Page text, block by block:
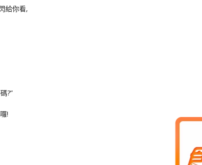
給你看,
?”
!